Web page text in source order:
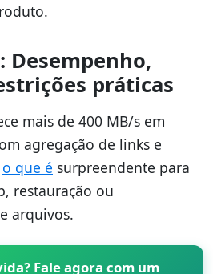
Desempenho,
práticas
mais de 400 MB/s em
agregação de links e
o que é surpreendente para
restauração ou
arquivos.
Fale agora com um